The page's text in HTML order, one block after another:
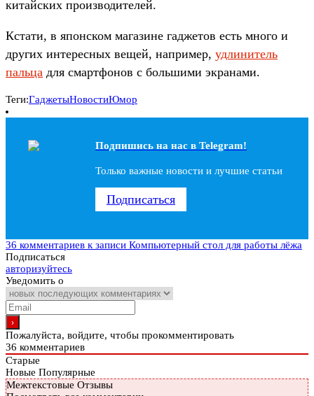
китайских производителей.
Кстати, в японском магазине гаджетов есть много и
других интересных вещей, например, удлинитель
пальца для смартфонов с большими экранами.
Теги:ГаджетыНовостиЮмор
Подпишись на наc в Telegram!
Только важные новости и лучшие статьи
Подписаться
36 комментариев к записи Компьютерный стол для работы лёжа
Подписаться
авторизуйтесь
Уведомить о
Пожалуйста, войдите, чтобы прокомментировать
36 комментариев
Старые
Новые Популярные
Межтекстовые Отзывы